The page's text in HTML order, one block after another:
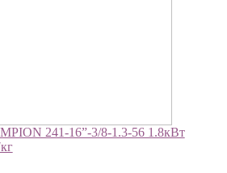
241-16”-3/8-1.3-56 1.8кВт